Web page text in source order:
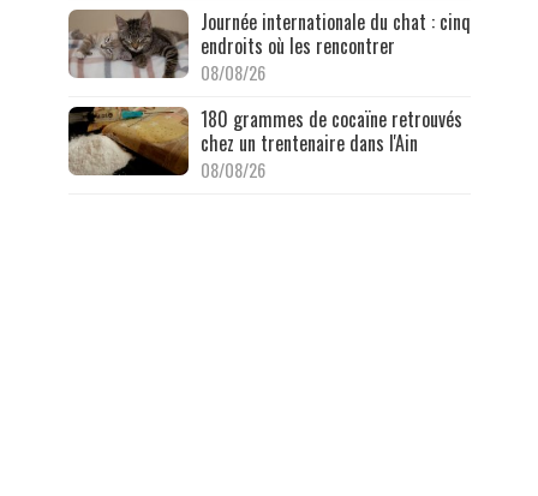
Journée internationale du chat : cinq
endroits où les rencontrer
08/08/26
180 grammes de cocaïne retrouvés
chez un trentenaire dans l'Ain
08/08/26